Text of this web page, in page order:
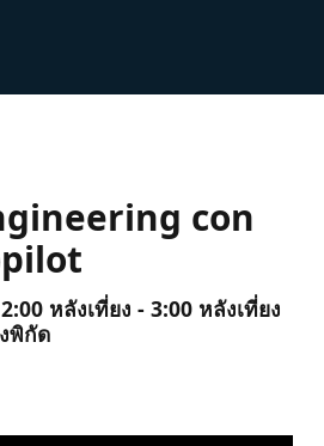
con
หลังเที่ยง - 3:00 หลังเที่ยง
พิกัด